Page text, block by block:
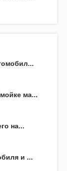
ма...
на...
и ...